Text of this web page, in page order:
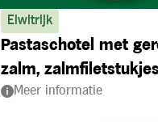
Eiwitrijk
Pastaschotel met
zalm,
en spinazie
Meer informatie